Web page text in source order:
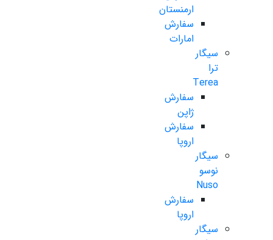
ارمنستان
سفارش
امارات
سیگار
ترا
Terea
سفارش
ژاپن
سفارش
اروپا
سیگار
نوسو
Nuso
سفارش
اروپا
سیگار